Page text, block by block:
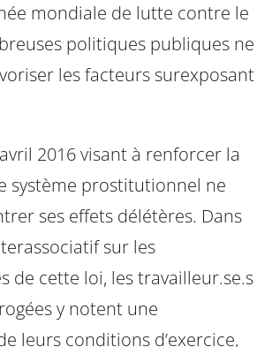
mondiale de lutte contre le
politiques publiques ne
les facteurs surexposant
2016 visant à renforcer la
système prostitutionnel ne
ses effets délétères. Dans
sur les
de cette loi, les travailleur.se.s
y notent une
leurs conditions d’exercice,